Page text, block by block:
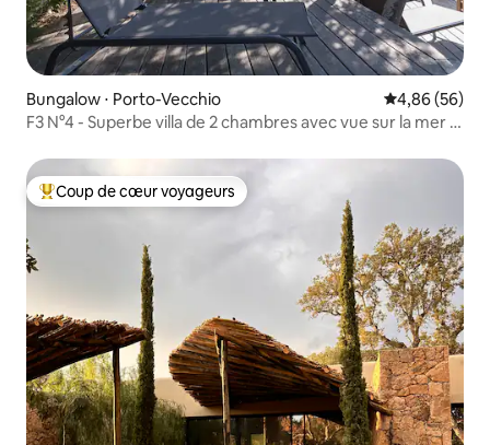
Bungalow ⋅ Porto-Vecchio Évaluation
4,86 (56)
F3 N°4 - Superbe villa de 2 chambres avec vue sur la mer à
Coups de cœur voyageurs les plus appréciés
Coup de cœur voyageurs